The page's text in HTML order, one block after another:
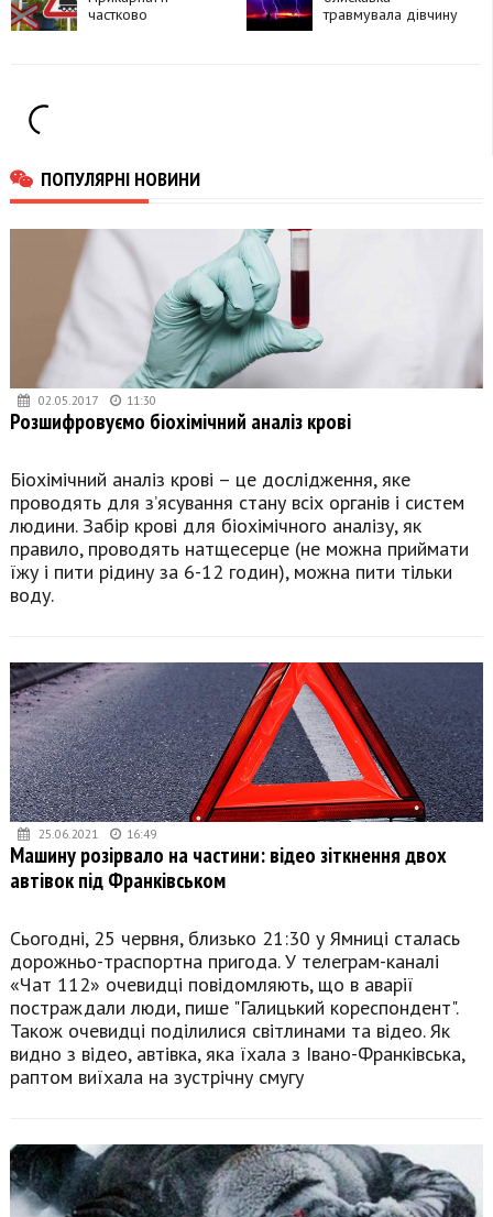
самогубство
частково
травмувала дівчину
ПОПУЛЯРНІ НОВИНИ
02.05.2017 11:30
Розшифровуємо біохімічний аналіз крові
Біохімічний аналіз крові – це дослідження, яке
проводять для з’ясування стану всіх органів і систем
людини. Забір крові для біохімічного аналізу, як
правило, проводять натщесерце (не можна приймати
їжу і пити рідину за 6-12 годин), можна пити тільки
воду.
25.06.2021 16:49
Машину розірвало на частини: відео зіткнення двох
автівок під Франківськом
Сьогодні, 25 червня, близько 21:30 у Ямниці сталась
дорожньо-траспортна пригода. У телеграм-каналі
«Чат 112» очевидці повідомляють, що в аварії
постраждали люди, пише "Галицький кореспондент".
Також очевидці поділилися світлинами та відео. Як
видно з відео, автівка, яка їхала з Івано-Франківська,
раптом виїхала на зустрічну смугу